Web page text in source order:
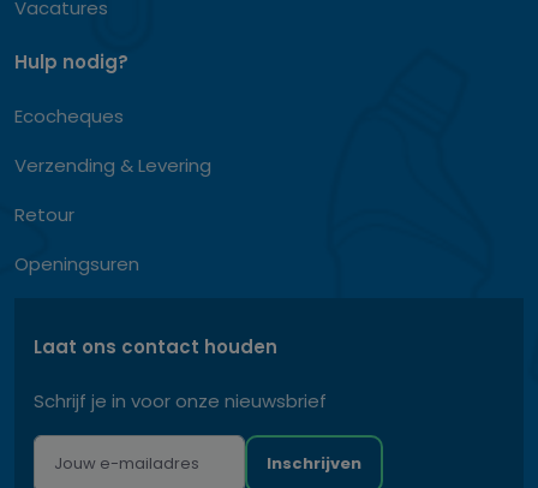
Vacatures
Hulp nodig?
Ecocheques
Verzending & Levering
Retour
Openingsuren
Laat ons contact houden
Schrijf je in voor onze nieuwsbrief
Inschrijven